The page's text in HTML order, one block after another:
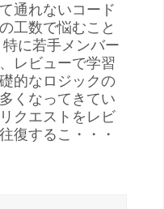
通れないコード
工数で悩むこと
に若手メンバー
レビューで学習
的なロジックの
くなってきてい
クエストをレビ
復するこ・・・